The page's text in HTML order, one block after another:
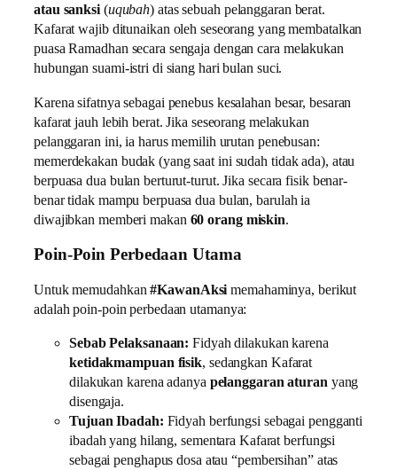
atau sanksi(uqubah) atas sebuah pelanggaran berat.
Kafarat wajib ditunaikan oleh seseorang yang membatalkan
puasa Ramadhan secara sengaja dengan cara melakukan
hubungan suami-istri di siang hari bulan suci.
Karena sifatnya sebagai penebus kesalahan besar, besaran
kafarat jauh lebih berat. Jika seseorang melakukan
pelanggaran ini, ia harus memilih urutan penebusan:
memerdekakan budak (yang saat ini sudah tidak ada), atau
berpuasa dua bulan berturut-turut. Jika secara fisik benar-
benar tidak mampu berpuasa dua bulan, barulah ia
diwajibkan memberi makan 60 orang miskin.
Poin-Poin Perbedaan Utama
Untuk memudahkan#KawanAksimemahaminya, berikut
adalah poin-poin perbedaan utamanya:
Sebab Pelaksanaan: Fidyah dilakukan karena
ketidakmampuan fisik, sedangkan Kafarat
dilakukan karena adanya pelanggaran aturanyang
disengaja.
Tujuan Ibadah: Fidyah berfungsi sebagai pengganti
ibadah yang hilang, sementara Kafarat berfungsi
sebagai penghapus dosa atau “pembersihan” atas